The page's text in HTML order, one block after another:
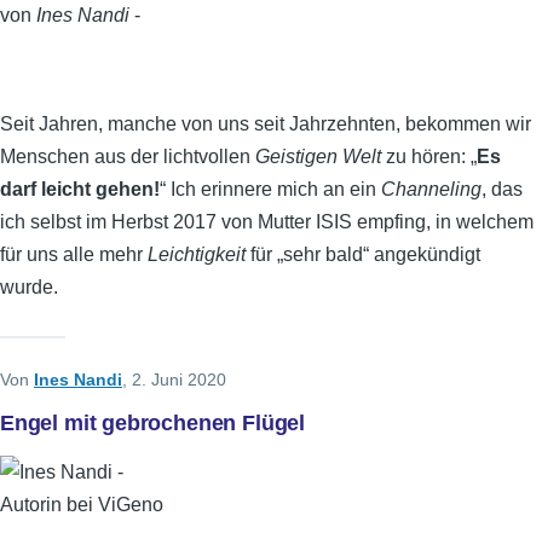
von Ines Nandi -
Seit Jahren, manche von uns seit Jahrzehnten, bekommen wir
Menschen aus der lichtvollen Geistigen Weltzu hören: „Es
darf leicht gehen!“ Ich erinnere mich an ein Channeling, das
ich selbst im Herbst 2017 von Mutter ISIS empfing, in welchem
für uns alle mehr Leichtigkeitfür „sehr bald“ angekündigt
wurde.
Von Ines Nandi , 2. Juni 2020
Engel mit gebrochenen Flügel